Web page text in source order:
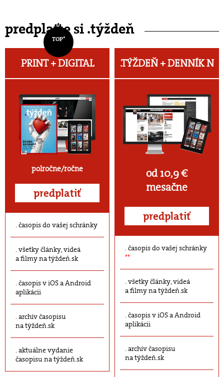
predplaťte si .týždeň
TOP*
PRINT + DIGITAL
polročne/ročne
predplatiť
časopis do vašej schránky
všetky články, videá
a filmy na týždeň.sk
časopis v iOS a Android
aplikácii
archív časopisu
na týždeň.sk
aktuálne vydanie
časopisu na týždeň.sk
.TÝŽDEŇ +DENNÍK N
od 10,9 €
mesačne
predplatiť
časopis do vašej schránky
**
všetky články, videá
a filmy na týždeň.sk
časopis v iOS a Android
aplikácii
archív časopisu
na týždeň.sk